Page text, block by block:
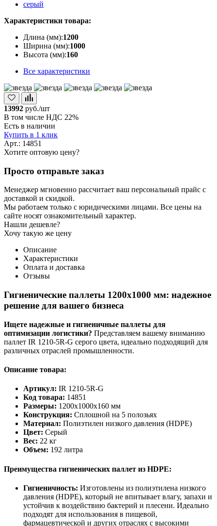
серый
Характеристики товара:
Длина (мм):1200
Ширина (мм):1000
Высота (мм):160
Все характеристики
13992 руб./шт
В том числе НДС 22%
Есть в наличии
Купить в 1 клик
Арт.: 14851
Хотите оптовую цену?
Просто отправьте заказ
Менеджер мгновенно рассчитает ваш персональный прайс с
доставкой и скидкой.
Мы работаем только с юридическими лицами. Все цены на
сайте носят ознакомительный характер.
Нашли дешевле?
Хочу такую же цену
Описание
Характеристики
Оплата и доставка
Отзывы
Гигиенические паллеты 1200х1000 мм: надежное
решение для вашего бизнеса
Ищете надежные и гигиеничные паллеты для
оптимизации логистики? Представляем вашему вниманию
паллет IR 1210-5R-G серого цвета, идеально подходящий для
различных отраслей промышленности.
Описание товара:
Артикул: IR 1210-5R-G
Код товара: 14851
Размеры: 1200х1000х160 мм
Конструкция: Сплошной на 5 полозьях
Материал: Полиэтилен низкого давления (HDPE)
Цвет: Серый
Вес: 22 кг
Объем: 192 литра
Преимущества гигиенических паллет из HDPE:
Гигиеничность: Изготовлены из полиэтилена низкого
давления (HDPE), который не впитывает влагу, запахи и
устойчив к воздействию бактерий и плесени. Идеально
подходят для использования в пищевой,
фармацевтической и других отраслях с высокими